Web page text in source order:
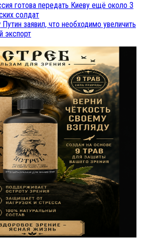
готова передать Киеву ещё около 3
солдат
Путин заявил, что необходимо увеличить
экспорт